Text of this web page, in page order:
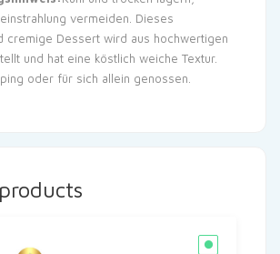
vermeiden. Dieses
cremige Dessert wird aus hochwertigen
und hat eine köstlich weiche Textur.
oder für sich allein genossen.